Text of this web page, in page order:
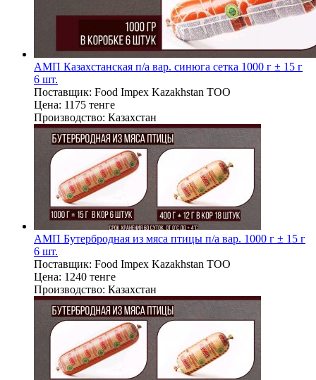
АМП Казахстанская п/а вар. синюга сетка 1000 г ± 15 г
6 шт.
Поставщик: Food Impex Kazakhstan TOO
Цена: 1175 тенге
Производство: Казахстан
АМП Бутербродная из мяса птицы п/а вар. 1000 г ± 15 г
6 шт.
Поставщик: Food Impex Kazakhstan TOO
Цена: 1240 тенге
Производство: Казахстан